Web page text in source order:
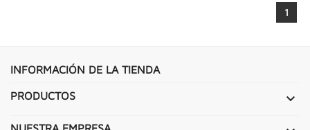
1
INFORMACIÓN DE LA TIENDA
PRODUCTOS 